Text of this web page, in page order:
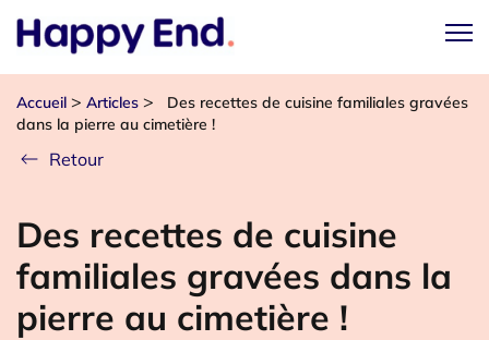
Accueil > Articles >
Des recettes de cuisine familiales gravées
dans la pierre au cimetière !
Retour
Des recettes de cuisine
familiales gravées dans la
pierre au cimetière !